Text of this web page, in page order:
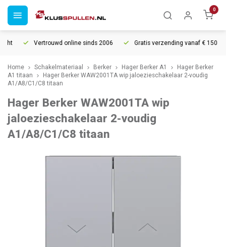
0
Vertrouwd online sinds 2006 Gratis verzending vanaf € 150
Home Schakelmateriaal Berker Hager Berker A1
Hager Berker
A1 titaan
Hager Berker WAW2001TA wip jaloezieschakelaar 2-voudig
A1/A8/C1/C8 titaan
Hager Berker WAW2001TA wip
jaloezieschakelaar 2-voudig
A1/A8/C1/C8 titaan